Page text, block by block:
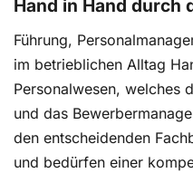
Hand in Hand durch
Führung,
im betrieblichen Alltag
Personalwesen, welches
und das
den entscheidenden
und bedürfen einer